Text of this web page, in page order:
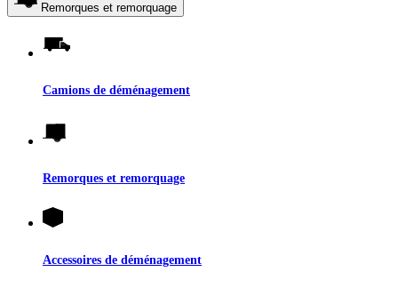
Remorques et remorquage
Camions de déménagement
Remorques et remorquage
Accessoires de déménagement